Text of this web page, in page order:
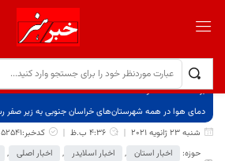
برگ نخست
نوشته‌ها
دمای هوا در همه شهرستان‌های خراسان جنوبی به زیر صفر
شنبه 23 ژانویه 2021
4:36 ب.ظ
کدخبر:52541
حوزه:
اخبار استان , اخبار اسلایدر , اخبار اصلی ,